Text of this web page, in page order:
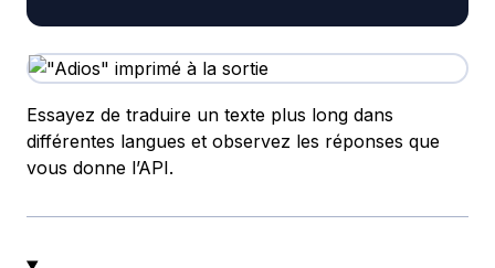
Essayez de traduire un texte plus long dans
différentes langues et observez les réponses que
vous donne l’API.